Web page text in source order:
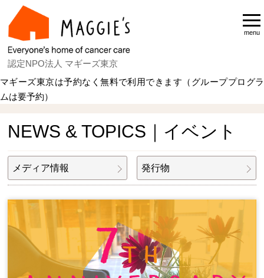
認定NPO法人 マギーズ東京
menu
マギーズ東京は予約なく無料で利用できます（グループプログラ
ムは要予約）
NEWS & TOPICS｜イベント
メディア情報 発行物